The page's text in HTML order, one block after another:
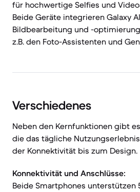
für hochwertige Selfies und
Beide Geräte integrieren Galaxy
Bildbearbeitung und -
z.B. den Foto-Assistenten und
Verschiedenes
Neben den Kernfunktionen gibt
die das tägliche
der Konnektivität bis zum Design.
Konnektivität und Anschlüsse:
Beide Smartphones unterstützen